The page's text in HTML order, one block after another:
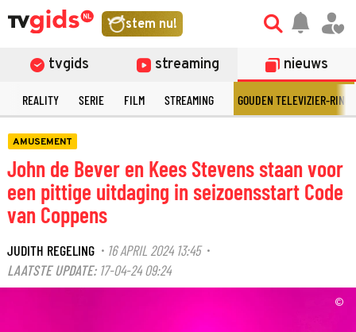
stem nu!
tvgids streaming nieuws
REALITY SERIE FILM STREAMING GOUDEN TELEVIZIER-RING
AMUSEMENT
John de Bever en Kees Stevens staan voor
een pittige uitdaging in seizoensstart Code
van Coppens
JUDITH REGELING · 16 APRIL 2024 13:45·
LAATSTE UPDATE: 17-04-24 09:24
©